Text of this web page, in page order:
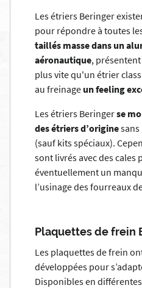
Les étriers Beringer
pour répondre à toutes
taillés masse dans un
aéronautique,
plus vite qu'un étrier
au freinage un feeling
Les étriers Beringerse
des étriers d’origine
(sauf kits spéciaux).
sont livrés avec des cales
éventuellement un
l’usinage des fourreaux
Plaquettes de frein
Les plaquettes de frein
développées pour
Disponibles en